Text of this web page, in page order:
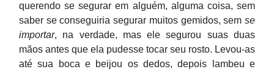
querendo se segurar em alguém, alguma coisa, sem
saber se conseguiria segurar muitos gemidos, sem se
importar, na verdade, mas ele segurou suas duas
mãos antes que ela pudesse tocar seu rosto. Levou-as
até sua boca e beijou os dedos, depois lambeu e